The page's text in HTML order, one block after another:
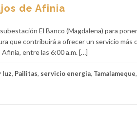
de Afinia
El Banco (Magdalena) para
que contribuirá a ofrecer un servicio más
entre las 6:00 a.m. […]
luz, Pailitas, servicio energia, Tamalameque,